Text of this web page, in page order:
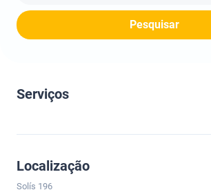
Pesquisar
Serviços
Localização
Solís 196